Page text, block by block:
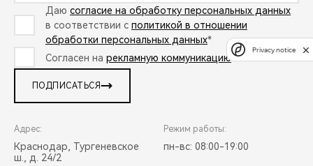
Даю согласие на обработку персональных данных
в соответствии с политикой в отношении
обработки персональных данных*
Согласен на рекламную коммуникацию*
ПОДПИСАТЬСЯ
Адрес:
Краснодар, Тургеневское
ш., д. 24/2
Режим работы:
пн-вс: 08:00-19:00
Privacy notice